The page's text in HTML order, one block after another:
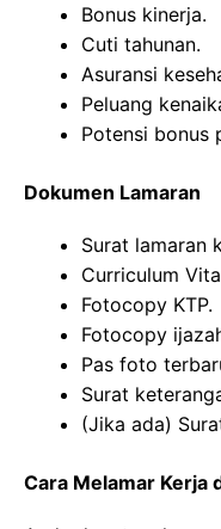
Bonus kinerja.
Cuti tahunan.
Asuransi
Peluang
Potensi bonus
Dokumen Lamaran
Surat lamaran
Curriculum
Fotocopy KTP.
Fotocopy
Pas foto
Surat
(Jika ada)
Cara Melamar Kerja